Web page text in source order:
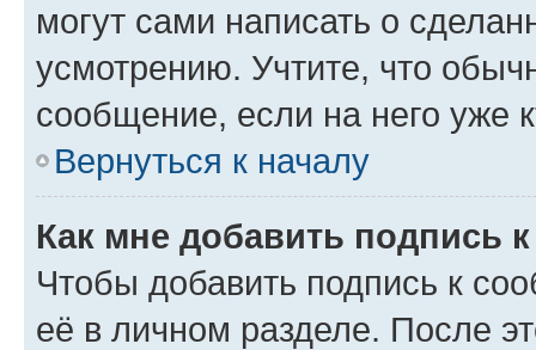
могут сами написать о
усмотрению. Учтите, что
сообщение, если на него уже
Вернуться к началу
Как мне добавить подпись
Чтобы добавить подпись к
её в личном разделе. После